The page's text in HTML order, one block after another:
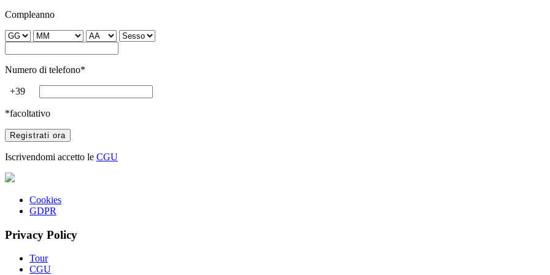
Compleanno
Numero di telefono*
+39
*facoltativo
Iscrivendomi accetto le CGU
Cookies
GDPR
Privacy Policy
Tour
CGU